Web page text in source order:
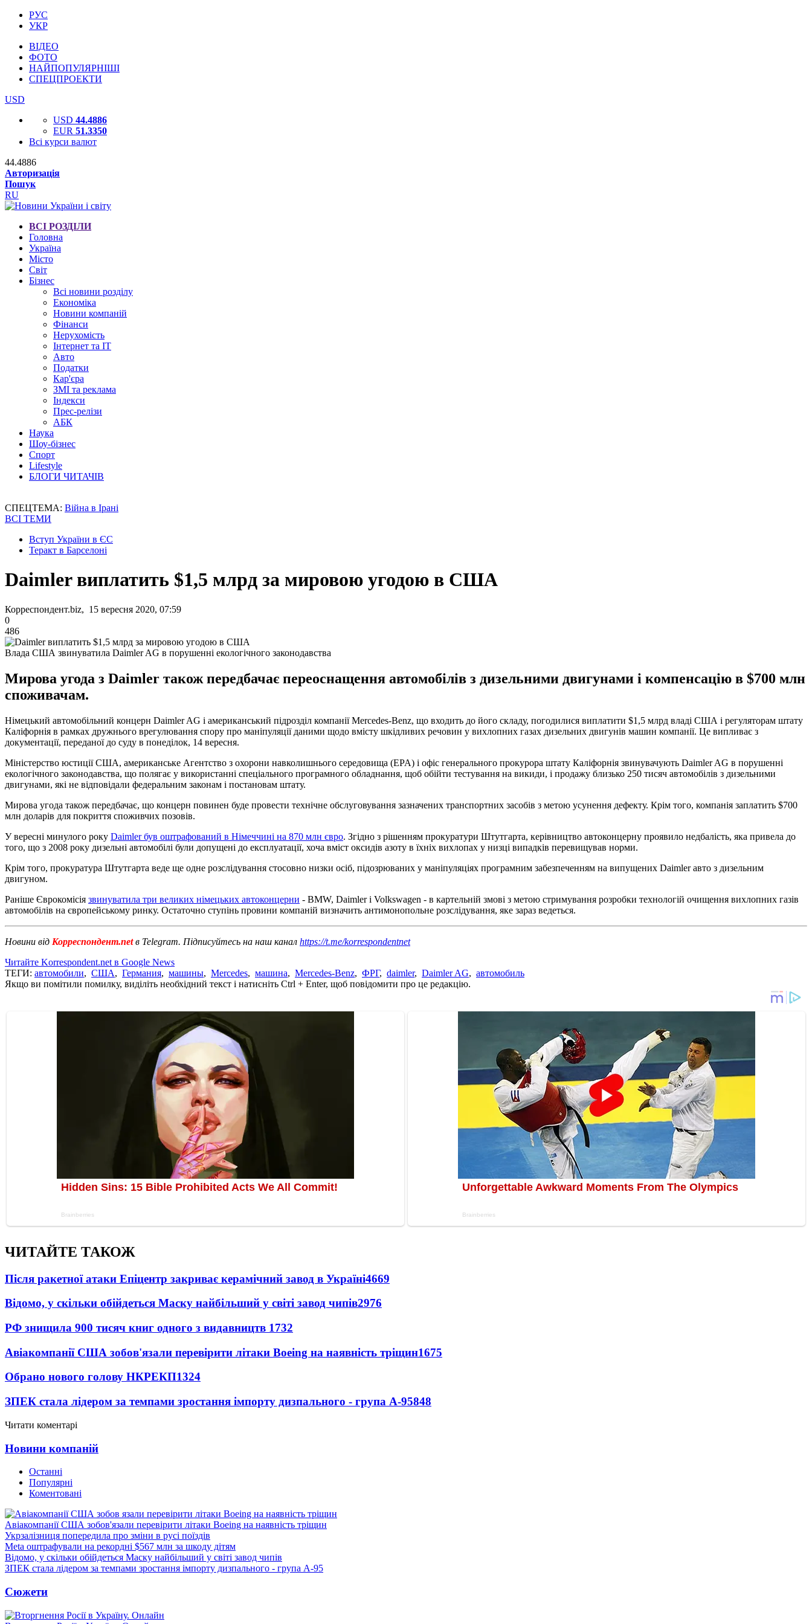
РУС
УКР
ВІДЕО
ФОТО
НАЙПОПУЛЯРНІШІ
СПЕЦПРОЕКТИ
USD
USD 44.4886
EUR 51.3350
Всі курси валют
44.4886
Авторизація
Пошук
RU
ВСІ РОЗДІЛИ
Головна
Україна
Місто
Світ
Бізнес
Всі новини розділу
Економіка
Новини компаній
Фінанси
Нерухомість
Інтернет та IT
Авто
Податки
Кар'єра
ЗМІ та реклама
Індекси
Прес-релізи
АБК
Наука
Шоу-бізнес
Спорт
Lifestyle
БЛОГИ ЧИТАЧІВ
СПЕЦТЕМА: Війна в Ірані
ВСІ ТЕМИ
Вступ України в ЄС
Теракт в Барселоні
Daimler виплатить $1,5 млрд за мировою угодою в США
Корреспондент.biz, 15 вересня 2020, 07:59
0
486
Влада США звинуватила Daimler AG в порушенні екологічного законодавства
Мирова угода з Daimler також передбачає переоснащення автомобілів з дизельними двигунами і компенсацію в $700 млн
споживачам.
Німецький автомобільний концерн Daimler AG і американський підрозділ компанії Mercedes-Benz, що входить до його складу, погодилися виплатити $1,5 млрд владі США і регуляторам штату
Каліфорнія в рамках дружнього врегулювання спору про маніпуляції даними щодо вмісту шкідливих речовин у вихлопних газах дизельних двигунів машин компанії. Це випливає з
документації, переданої до суду в понеділок, 14 вересня.
Міністерство юстиції США, американське Агентство з охорони навколишнього середовища (EPA) і офіс генерального прокурора штату Каліфорнія звинувачують Daimler AG в порушенні
екологічного законодавства, що полягає у використанні спеціального програмного обладнання, щоб обійти тестування на викиди, і продажу близько 250 тисяч автомобілів з дизельними
двигунами, які не відповідали федеральним законам і постановам штату.
Мирова угода також передбачає, що концерн повинен буде провести технічне обслуговування зазначених транспортних засобів з метою усунення дефекту. Крім того, компанія заплатить $700
млн доларів для покриття споживчих позовів.
У вересні минулого року Daimler був оштрафований в Німеччині на 870 млн євро. Згідно з рішенням прокуратури Штутгарта, керівництво автоконцерну проявило недбалість, яка привела до
того, що з 2008 року дизельні автомобілі були допущені до експлуатації, хоча вміст оксидів азоту в їхніх вихлопах у низці випадків перевищував норми.
Крім того, прокуратура Штутгарта веде ще одне розслідування стосовно низки осіб, підозрюваних у маніпуляціях програмним забезпеченням на випущених Daimler авто з дизельним
двигуном.
Раніше Єврокомісія звинуватила три великих німецьких автоконцерни - BMW, Daimler і Volkswagen - в картельній змові з метою стримування розробки технологій очищення вихлопних газів
автомобілів на європейському ринку. Остаточно ступінь провини компаній визначить антимонопольне розслідування, яке зараз ведеться.
Новини від Корреспондент.netв Telegram. Підписуйтесь на наш канал https://t.me/korrespondentnet
Читайте Korrespondent.net в Google News
ТЕГИ: автомобили, США, Германия, машины, Mercedes, машина, Mercedes-Benz, ФРГ, daimler, Daimler AG, автомобиль
Якщо ви помітили помилку, виділіть необхідний текст і натисніть Ctrl + Enter, щоб повідомити про це редакцію.
ЧИТАЙТЕ ТАКОЖ
Після ракетної атаки Епіцентр закриває керамічний завод в Україні4669
Відомо, у скільки обійдеться Маску найбільший у світі завод чипів2976
РФ знищила 900 тисяч книг одного з видавництв 1732
Авіакомпанії США зобов'язали перевірити літаки Boeing на наявність тріщин1675
Обрано нового голову НКРЕКП1324
ЗПЕК стала лідером за темпами зростання імпорту дизпального - група А-95848
Читати коментарі
Новини компаній
Останні
Популярні
Коментовані
Авіакомпанії США зобов'язали перевірити літаки Boeing на наявність тріщин
Укрзалізниця попередила про зміни в русі поїздів
Meta оштрафували на рекордні $567 млн за шкоду дітям
Відомо, у скільки обійдеться Маску найбільший у світі завод чипів
ЗПЕК стала лідером за темпами зростання імпорту дизпального - група А-95
Сюжети